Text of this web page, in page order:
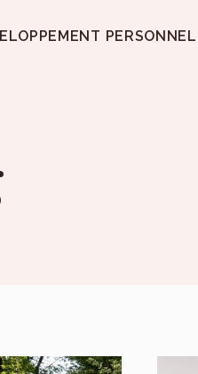
PERSONNEL